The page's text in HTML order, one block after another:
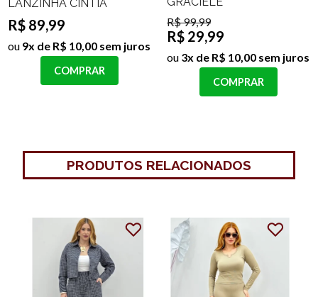
LANZINHA CINTIA
R$ 89,99
ou 9x de R$ 10,00 sem juros
COMPRAR
R$ 99,99
R$ 29,99
ou 3x de R$ 10,00 sem juros
COMPRAR
PRODUTOS RELACIONADOS